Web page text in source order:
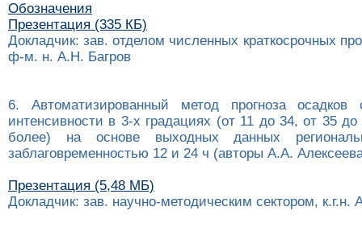
Обозначения
Презентация (335 КБ)
Докладчик: зав. отделом численных краткосрочных
ф-м. н. А.Н. Багров
6. Автоматизированный метод прогноза осадков
интенсивности в 3-х градациях (от 11 до 34, от 35
более) на основе выходных данных
заблаговременностью 12 и 24 ч (авторы А.А.
Презентация (5,48 МБ)
Докладчик: зав. научно-методическим сектором, к.г.н.